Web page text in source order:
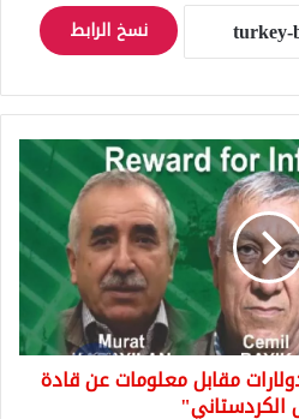
نسخ الرابط
مقابل معلومات عن قادة
الكردستاني"